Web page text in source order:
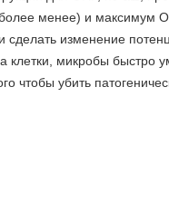
менее) и максимум
сделать изменение
микробы быстро
чтобы убить